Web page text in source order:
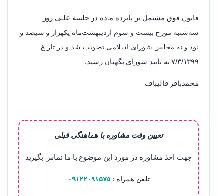
قانون فوق مشتمل بر پانزده ماده در جلسه علنی روز
سه‌شنبه مورخ بیست و سوم اردیبهشت‌ماه یکهزار و سیصد و
نود و نه مجلس شورای اسلامی تصویب شد و در تاریخ
۷/۳/۱۳۹۹ به تأیید شورای نگهبان رسید.
محمدباقر قالیباف
تعیین وقت مشاوره با هماهنگی قبلی
جهت اخذ مشاوره در مورد این موضوع با ما تماس بگیرید
تلفن همراه :۰۹۱۲۲۰۹۱۵۷۵